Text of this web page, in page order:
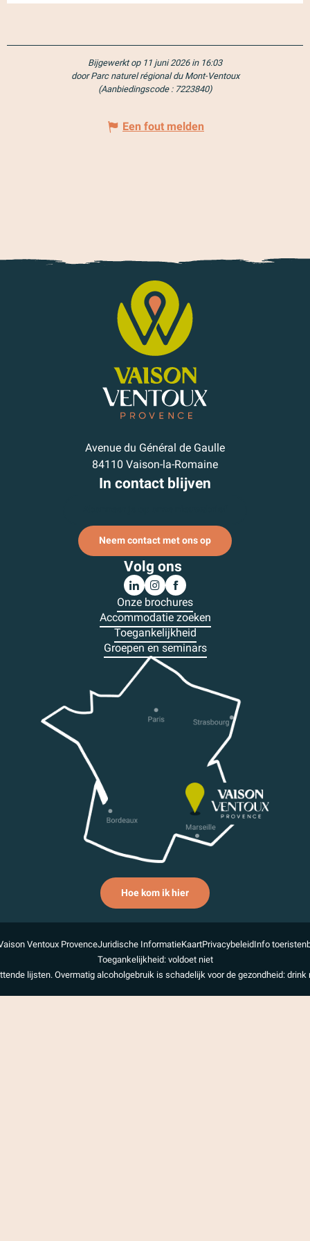
Bijgewerkt op 11 juni 2026 in 16:03
door Parc naturel régional du Mont-Ventoux
(Aanbiedingscode : 7223840)
Een fout melden
Avenue du Général de Gaulle
84110 Vaison-la-Romaine
In contact blijven
Neem contact met ons op
Volg ons
Onze brochures
Accommodatie zoeken
Toegankelijkheid
Groepen en seminars
Hoe kom ik hier
Ventoux ProvenceJuridische InformatieKaartPrivacybeleidInfo
Toegankelijkheid: voldoet niet
lijsten. Overmatig alcoholgebruik is schadelijk voor de gezondheid: drink